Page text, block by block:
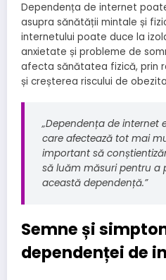
Dependența de internet
asupra sănătății mintale și
internetului poate duce la
anxietate și probleme de
afecta sănătatea fizică, prin
și creșterea riscului de
„Dependența de internet
care afectează tot mai
important să
să luăm măsuri pentru a
această dependență.”
Semne și
dependenței de